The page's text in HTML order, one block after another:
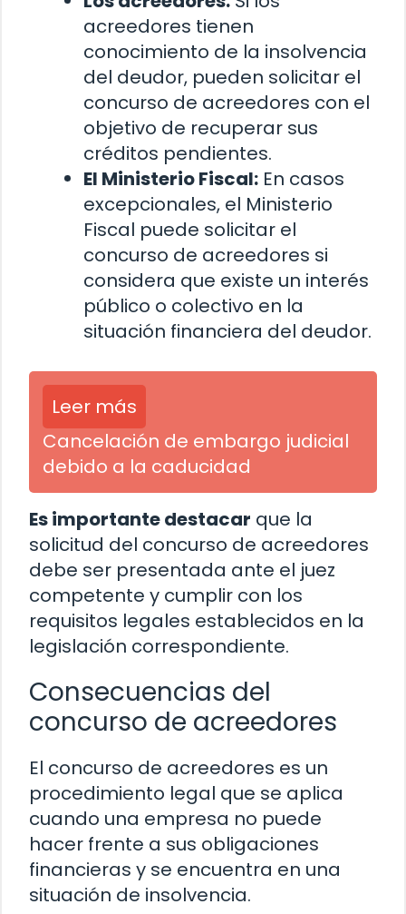
acreedores tienen
conocimiento de la insolvencia
del deudor, pueden solicitar el
concurso de acreedores con el
objetivo de recuperar sus
créditos pendientes.
El Ministerio Fiscal: En casos
excepcionales, el Ministerio
Fiscal puede solicitar el
concurso de acreedores si
considera que existe un interés
público o colectivo en la
situación financiera del deudor.
Leer más
Cancelación de embargo judicial
debido a la caducidad
Es importante destacar que la
solicitud del concurso de acreedores
debe ser presentada ante el juez
competente y cumplir con los
requisitos legales establecidos en la
legislación correspondiente.
Consecuencias del
concurso de acreedores
El concurso de acreedores es un
procedimiento legal que se aplica
cuando una empresa no puede
hacer frente a sus obligaciones
financieras y se encuentra en una
situación de insolvencia.